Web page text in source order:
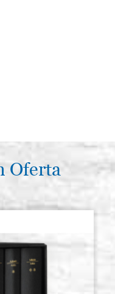
Oferta